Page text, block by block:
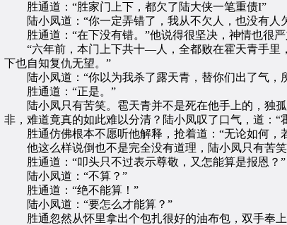
胜通道：“胜家门上下，都欠了陆大侠一笔重债I”
陆小凤道：“你一定弄错了，我从不欠人，也没有人
胜通道：“在下没有错。”他说得很坚决，神情也很严
“六年前，本门上下共十—人，全都败在霍天青手里，
下也自知复仇无望。”
陆小凤道：“你以为我杀了露天青，替你们出了气，
胜通道：“正是。”
陆小凤只有苦笑。雹天青并不是死在他手上的，独孤
非，难道竟真的如此难以分清？陆小凤叹了口气，道：
胜通仿佛根本不愿听他解释，抢着道：“无论如何，
他这么样说倒也不是完全没有道理，陆小凤只有苦笑
胜通道：“叩头只不过表示尊敬，又怎能算是报恩？”
陆小凤道：“不算？”
胜通道：“绝不能算！”
陆小凤道：“要怎么才能算？”
胜通忽然从怀里拿出个包扎很好的油布包，双手奉上